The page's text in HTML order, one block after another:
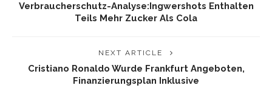
Verbraucherschutz-Analyse:Ingwershots Enthalten
Teils Mehr Zucker Als Cola
NEXT ARTICLE
Cristiano Ronaldo Wurde Frankfurt Angeboten,
Finanzierungsplan Inklusive